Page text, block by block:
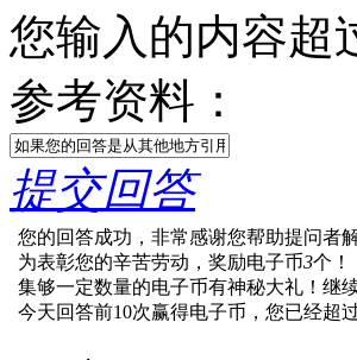
您输入的内容超
参考资料：
提交回答
您的回答成功，非常感谢您帮助提问者
为表彰您的辛苦劳动，奖励电子币3个！
集够一定数量的电子币有神秘大礼！继
今天回答前10次赢得电子币，您已经超过